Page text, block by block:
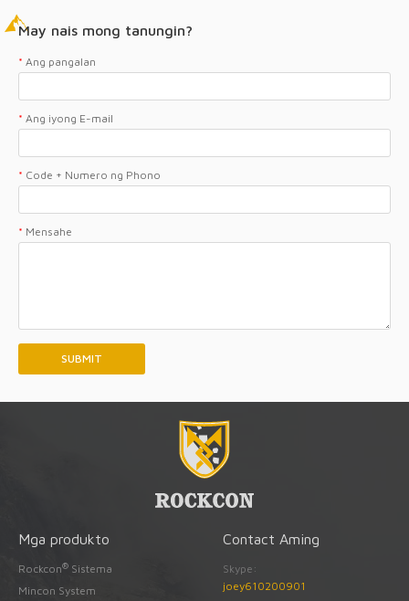
May nais mong tanungin?
* Ang pangalan
* Ang iyong E-mail
* Code + Numero ng Phono
* Mensahe
Mga produkto
Rockcon® Sistema
Mincon System
Contact Aming
Skype:
joey610200901